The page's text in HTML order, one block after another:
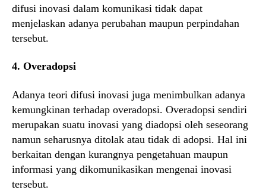
difusi inovasi dalam komunikasi tidak dapat
menjelaskan adanya perubahan maupun perpindahan
tersebut.
4. Overadopsi
Adanya teori difusi inovasi juga menimbulkan adanya
kemungkinan terhadap overadopsi. Overadopsi sendiri
merupakan suatu inovasi yang diadopsi oleh seseorang
namun seharusnya ditolak atau tidak di adopsi. Hal ini
berkaitan dengan kurangnya pengetahuan maupun
informasi yang dikomunikasikan mengenai inovasi
tersebut.